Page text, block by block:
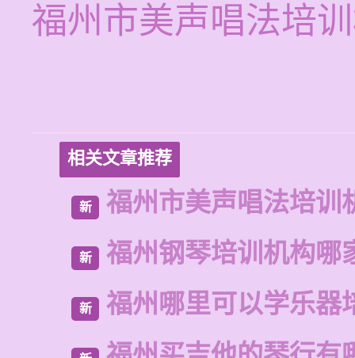
福州市美声唱法培
相关文章推荐
新 福州市美声唱法培训
新 福州钢琴培训机构哪
新 福州哪里可以学乐器